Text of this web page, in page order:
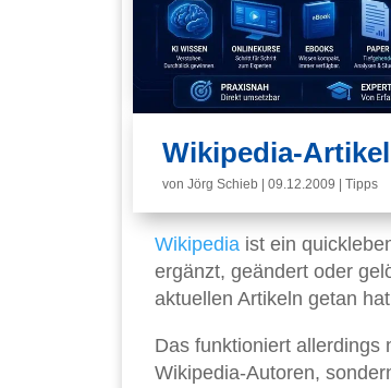
Wikipedia-
von Jörg Schieb 09.12.2009 Tipps
Wikipedia ist ein
ergänzt, geändert oder
aktuellen Artikeln getan
Das funktioniert allerdings
Wikipedia-Autoren,